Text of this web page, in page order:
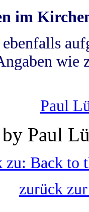
im
wie
Paul
Paul
zu: Back to
zurück